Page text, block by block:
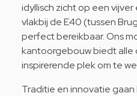
idyllisch zicht op een
vlakbij de E40 (tussen
perfect bereikbaar. Ons
kantoorgebouw biedt alle
inspirerende plek om te
Traditie en innovatie gaan